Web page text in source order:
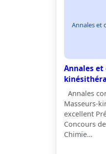
Annales et
Annales et
Annales
Masseurs-
excellent
Concours
Chimie…